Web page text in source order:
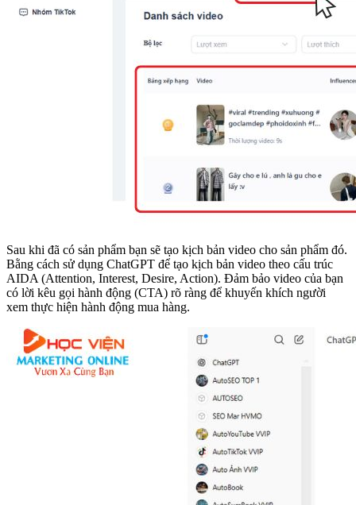
Sau khi đã có sản phẩm bạn sẽ tạo kịch bản video cho sản phẩm đó.
Bằng cách sử dụng ChatGPT để tạo kịch bản video theo cấu trúc
AIDA (Attention, Interest, Desire, Action). Đảm bảo video của bạn
có lời kêu gọi hành động (CTA) rõ ràng để khuyến khích người
xem thực hiện hành động mua hàng.